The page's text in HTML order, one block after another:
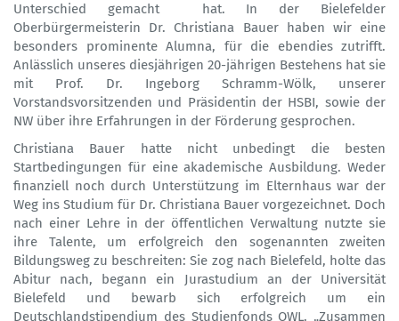
Unterschied gemacht hat. In der Bielefelder
Oberbürgermeisterin Dr. Christiana Bauer haben wir eine
besonders prominente Alumna, für die ebendies zutrifft.
Anlässlich unseres diesjährigen 20-jährigen Bestehens hat sie
mit Prof. Dr. Ingeborg Schramm-Wölk, unserer
Vorstandsvorsitzenden und Präsidentin der HSBI, sowie der
NW über ihre Erfahrungen in der Förderung gesprochen.
Christiana Bauer hatte nicht unbedingt die besten
Startbedingungen für eine akademische Ausbildung. Weder
finanziell noch durch Unterstützung im Elternhaus war der
Weg ins Studium für Dr. Christiana Bauer vorgezeichnet. Doch
nach einer Lehre in der öffentlichen Verwaltung nutzte sie
ihre Talente, um erfolgreich den sogenannten zweiten
Bildungsweg zu beschreiten: Sie zog nach Bielefeld, holte das
Abitur nach, begann ein Jurastudium an der Universität
Bielefeld und bewarb sich erfolgreich um ein
Deutschlandstipendium des Studienfonds OWL. „Zusammen